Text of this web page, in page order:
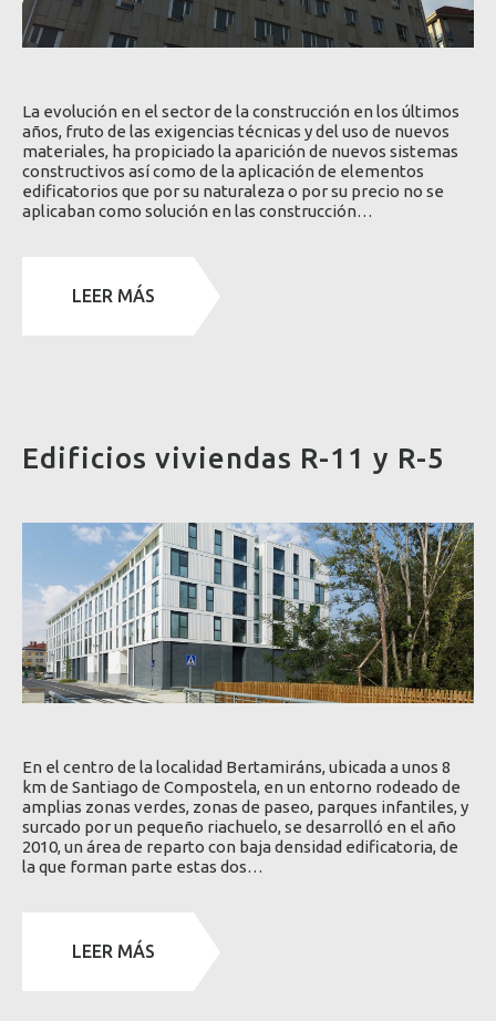
La evolución en el sector de la construcción en los últimos
años, fruto de las exigencias técnicas y del uso de nuevos
materiales, ha propiciado la aparición de nuevos sistemas
constructivos así como de la aplicación de elementos
edificatorios que por su naturaleza o por su precio no se
aplicaban como solución en las construcción…
LEER MÁS
Edificios viviendas R-11 y R-5
En el centro de la localidad Bertamiráns, ubicada a unos 8
km de Santiago de Compostela, en un entorno rodeado de
amplias zonas verdes, zonas de paseo, parques infantiles, y
surcado por un pequeño riachuelo, se desarrolló en el año
2010, un área de reparto con baja densidad edificatoria, de
la que forman parte estas dos…
LEER MÁS